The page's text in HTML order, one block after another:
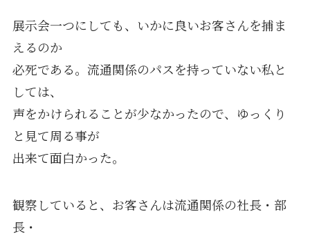
展示会一つにしても、いかに良いお客さんを捕ま
えるのか
必死である。流通関係のパスを持っていない私と
しては、
声をかけられることが少なかったので、ゆっくり
と見て周る事が
出来て面白かった。
観察していると、お客さんは流通関係の社長・部
長・